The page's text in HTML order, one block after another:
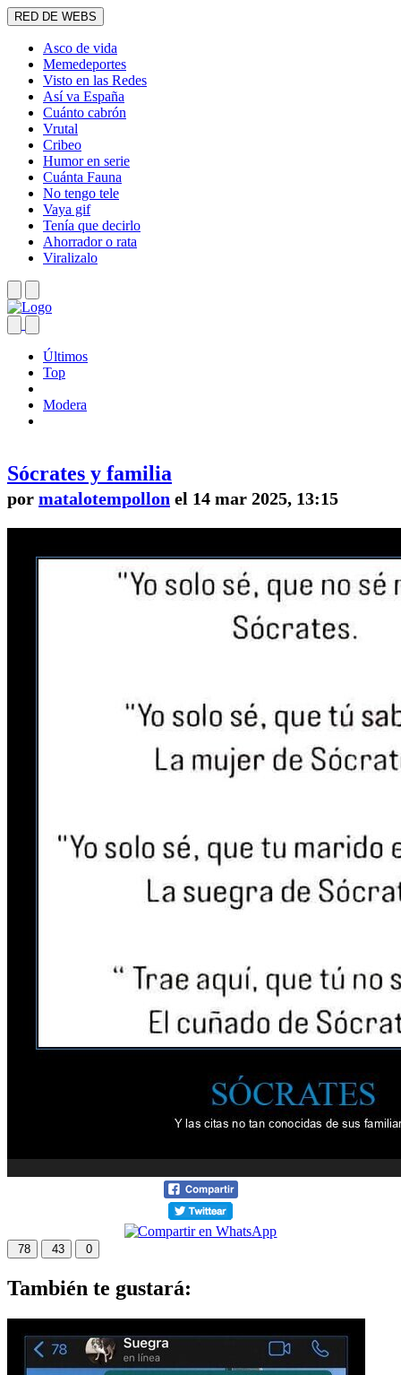
RED DE WEBS
Asco de vida
Memedeportes
Visto en las Redes
Así va España
Cuánto cabrón
Vrutal
Cribeo
Humor en serie
Cuánta Fauna
No tengo tele
Vaya gif
Tenía que decirlo
Ahorrador o rata
Viralizalo
Últimos
Top
Modera
Sócrates y familia
por matalotempollon el 14 mar 2025, 13:15
78 43 0
También te gustará: